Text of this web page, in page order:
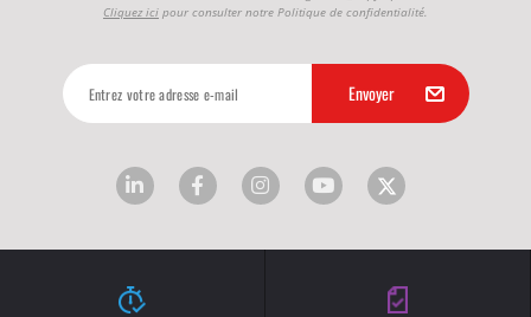
Cliquez ici pour consulter notre Politique de confidentialité.